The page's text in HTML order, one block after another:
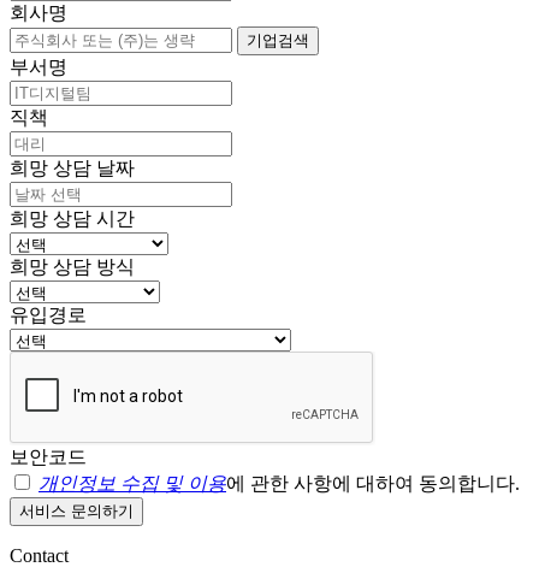
회사명
기업검색
부서명
직책
희망 상담 날짜
희망 상담 시간
희망 상담 방식
유입경로
보안코드
개인정보 수집 및 이용에 관한 사항에 대하여 동의합니다.
서비스 문의하기
Contact